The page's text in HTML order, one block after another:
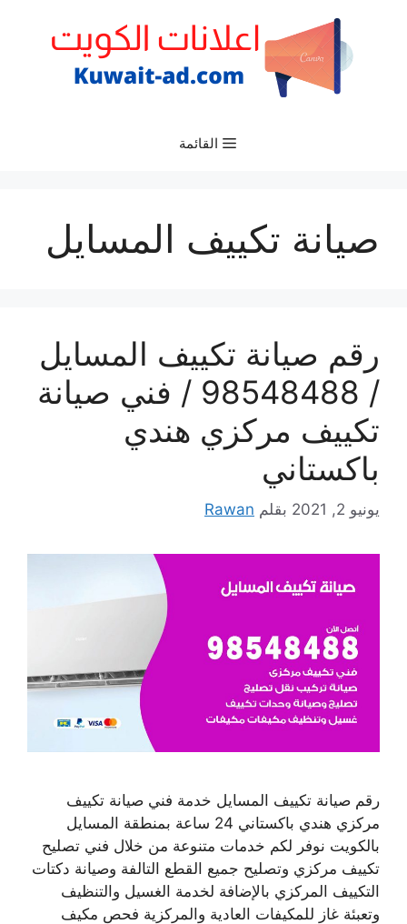
القائمة
صيانة تكييف المسايل
رقم صيانة تكييف المسايل
/ 98548488 / فني صيانة
تكييف مركزي هندي
باكستاني
يونيو 2, 2021 بقلم Rawan
رقم صيانة تكييف المسايل خدمة فني صيانة تكييف
مركزي هندي باكستاني 24 ساعة بمنطقة المسايل
بالكويت نوفر لكم خدمات متنوعة من خلال فني تصليح
تكييف مركزي وتصليح جميع القطع التالفة وصيانة دكتات
التكييف المركزي بالإضافة لخدمة الغسيل والتنظيف
وتعبئة غاز للمكيفات العادية والمركزية فحص مكيف